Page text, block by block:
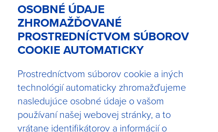
OSOBNÉ ÚDAJE
ZHROMAŽĎOVANÉ
PROSTREDNÍCTVOM SÚBOROV
COOKIE AUTOMATICKY
Prostredníctvom súborov cookie a iných
technológií automaticky zhromažďujeme
nasledujúce osobné údaje o vašom
používaní našej webovej stránky, a to
vrátane identifikátorov a informácií o